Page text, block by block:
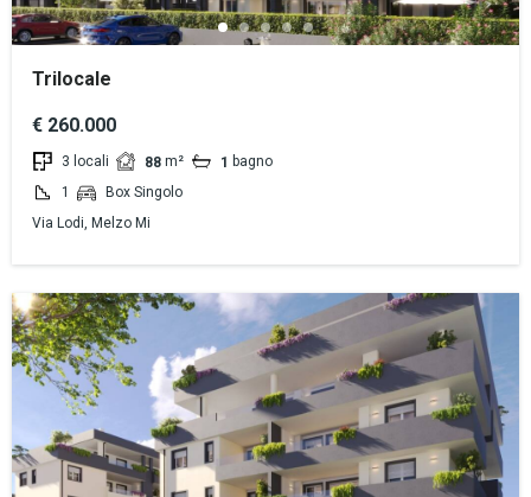
Trilocale
€ 260.000
3 locali 88 m² 1 bagno
1
Box Singolo
Via Lodi, Melzo Mi